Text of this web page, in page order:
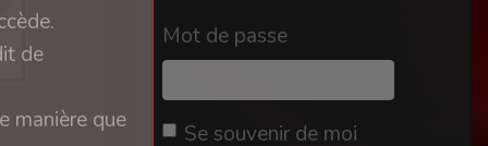
Mot de passe
Se souvenir de moi
de
manière que